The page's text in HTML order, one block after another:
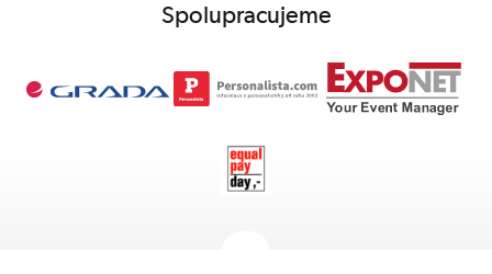
Spolupracujeme